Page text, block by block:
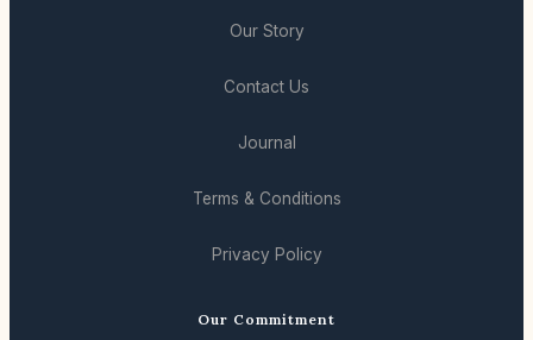
Our Story
Contact Us
Journal
Terms & Conditions
Privacy Policy
Our Commitment